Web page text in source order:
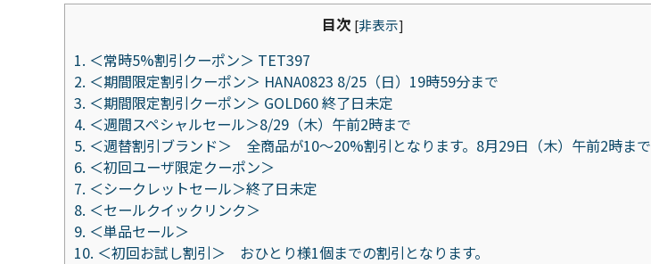
目次 [非表示]
1. ＜常時5%割引クーポン＞ TET397
2. ＜期間限定割引クーポン＞ HANA0823 8/25（日）19時59分まで
3. ＜期間限定割引クーポン＞ GOLD60 終了日未定
4. ＜週間スペシャルセール＞8/29（木）午前2時まで
5. ＜週替割引ブランド＞ 全商品が10～20%割引となります。8月29日（木）午前2時まで
6. ＜初回ユーザ限定クーポン＞
7. ＜シークレットセール＞終了日未定
8. ＜セールクイックリンク＞
9. ＜単品セール＞
10. ＜初回お試し割引＞ おひとり様1個までの割引となります。